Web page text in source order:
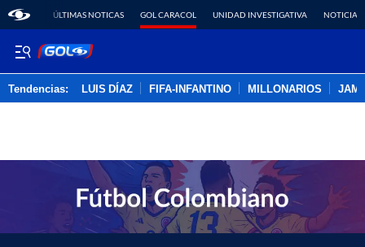
ÚLTIMAS NOTICAS GOL CARACOL UNIDAD INVESTIGATIVA NOTICIAS
Tendencias: LUIS DÍAZ FIFA-INFANTINO MILLONARIOS